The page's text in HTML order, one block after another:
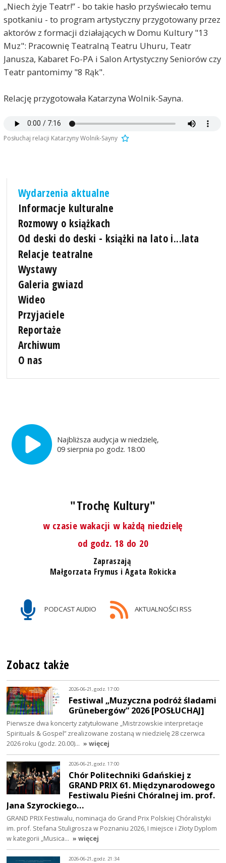
„Niech żyje Teatr!” - bo takie hasło przyświecało temu
spotkaniu - to program artystyczny przygotowany przez
aktorów z formacji działających w Domu Kultury "13
Muz": Pracownię Teatralną Teatru Uhuru, Teatr
Janusza, Kabaret Fo-PA i Salon Artystyczny Seniorów czy
Teatr pantomimy "8 Rąk".
Relację przygotowała Katarzyna Wolnik-Sayna.
Posłuchaj relacji Katarzyny Wolnik-Sayny
Wydarzenia aktualne
Informacje kulturalne
Rozmowy o książkach
Od deski do deski - książki na lato i...lata
Relacje teatralne
Wystawy
Galeria gwiazd
Wideo
Przyjaciele
Reportaże
Archiwum
O nas
Najbliższa audycja w niedzielę,
09 sierpnia po godz. 18:00
"Trochę Kultury"
w czasie wakacji w każdą niedzielę
od godz. 18 do 20
Zapraszają
Małgorzata Frymus i Agata Rokicka
PODCAST AUDIO AKTUALNOŚCI RSS
Zobacz także
2026-06-21, godz. 17:00
Festiwal „Muzyczna podróż śladami
Grünebergów” 2026 [POSŁUCHAJ]
Pierwsze dwa koncerty zatytułowane „Mistrzowskie interpretacje
Spirituals & Gospel” zrealizowane zostaną w niedzielę 28 czerwca
2026 roku (godz. 20.00)… » więcej
2026-06-21, godz. 17:00
Chór Politechniki Gdańskiej z
GRAND PRIX 61. Międzynarodowego
Festiwalu Pieśni Chóralnej im. prof.
Jana Szyrockiego…
GRAND PRIX Festiwalu, nominacja do Grand Prix Polskiej Chóralistyki
im. prof. Stefana Stuligrosza w Poznaniu 2026, I miejsce i Złoty Dyplom
w kategorii „Musica… » więcej
2026-06-21, godz. 21:34